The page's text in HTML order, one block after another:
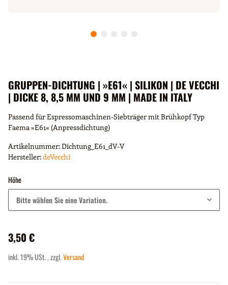
GRUPPEN-DICHTUNG | »E61« | SILIKON | DE VECCHI
| DICKE 8, 8,5 MM UND 9 MM | MADE IN ITALY
Passend für Espressomaschinen-Siebträger mit Brühkopf Typ
Faema »E61« (Anpressdichtung)
Artikelnummer:Dichtung_E61_dV-V
Hersteller:deVecchi
Höhe
Bitte wählen Sie eine Variation.
3,50 €
inkl. 19% USt. , zzgl.Versand